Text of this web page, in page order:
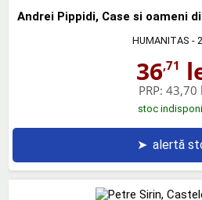
Andrei Pippidi, Case si oameni
HUMANITAS -
36,71
PRP: 43,70
stoc
➤ alertă